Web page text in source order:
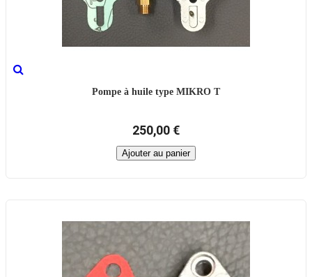
Pompe à huile type MIKRO T
250,00 €
Ajouter au panier